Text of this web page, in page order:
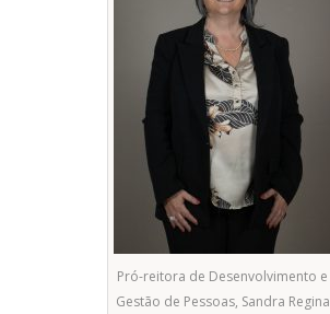
Pró-reitora de Desenvolvimento e
Gestão de Pessoas, Sandra Regina